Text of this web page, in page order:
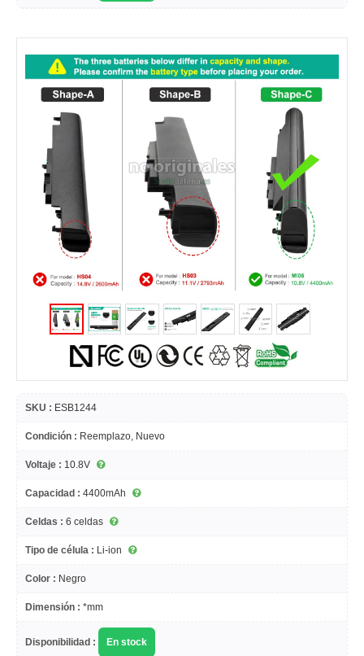
SKU : ESB1244
Condición : Reemplazo, Nuevo
Voltaje : 10.8V
Capacidad : 4400mAh
Celdas : 6 celdas
Tipo de célula : Li-ion
Color : Negro
Dimensión : *mm
Disponibilidad : En stock